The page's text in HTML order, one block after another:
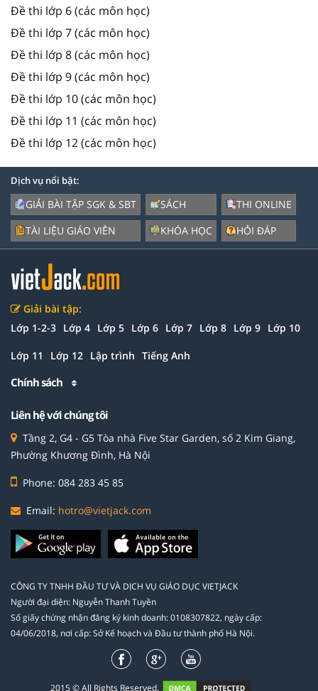
Đề thi lớp 6 (các môn học)
Đề thi lớp 7 (các môn học)
Đề thi lớp 8 (các môn học)
Đề thi lớp 9 (các môn học)
Đề thi lớp 10 (các môn học)
Đề thi lớp 11 (các môn học)
Đề thi lớp 12 (các môn học)
Dịch vụ nổi bật:
GIẢI BÀI TẬP SGK & SBT
TÀI LIỆU GIÁO VIÊN
SÁCH
KHÓA HỌC
THI ONLINE
HỎI ĐÁP
Giải bài tập:
Lớp 1-2-3 Lớp 4 Lớp 5 Lớp 6 Lớp 7 Lớp 8 Lớp 9 Lớp 10
Lớp 11 Lớp 12 Lập trình Tiếng Anh
Chính sách
Liên hệ với chúng tôi
Tầng 2, G4 - G5 Tòa nhà Five Star Garden, số 2 Kim Giang,
Phường Khương Đình, Hà Nội
Phone: 084 283 45 85
Email: hotro@vietjack.com
CÔNG TY TNHH ĐẦU TƯ VÀ DỊCH VỤ GIÁO DỤC VIETJACK
Người đại diện: Nguyễn Thanh Tuyền
Số giấy chứng nhận đăng ký kinh doanh: 0108307822, ngày cấp:
04/06/2018, nơi cấp: Sở Kế hoạch và Đầu tư thành phố Hà Nội.
2015 © All Rights Reserved.